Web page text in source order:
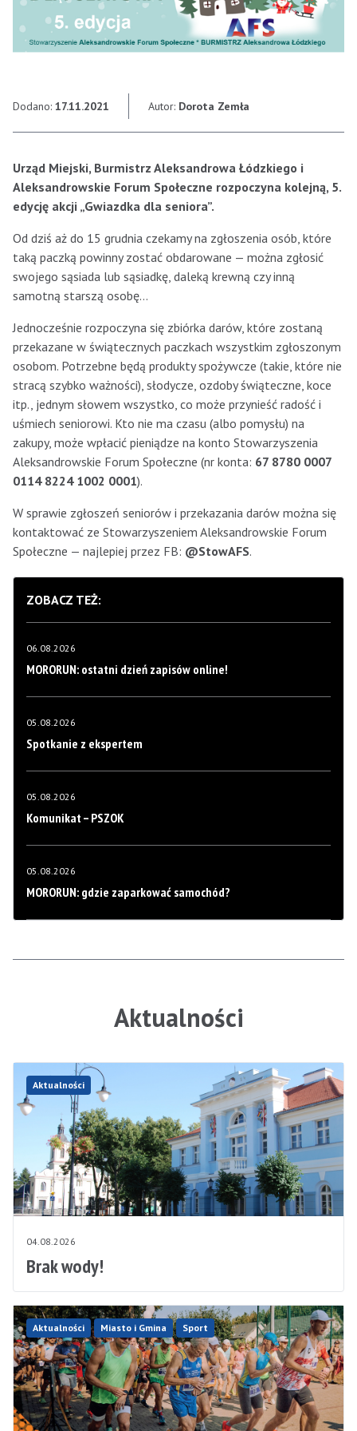
Dodano: 17.11.2021 Autor: Dorota Zemła
Urząd Miejski, Burmistrz Aleksandrowa Łódzkiego i
Aleksandrowskie Forum Społeczne rozpoczyna kolejną, 5.
edycję akcji „Gwiazdka dla seniora”.
Od dziś aż do 15 grudnia czekamy na zgłoszenia osób, które
taką paczką powinny zostać obdarowane — można zgłosić
swojego sąsiada lub sąsiadkę, daleką krewną czy inną
samotną starszą osobę…
Jednocześnie rozpoczyna się zbiórka darów, które zostaną
przekazane w świątecznych paczkach wszystkim zgłoszonym
osobom. Potrzebne będą produkty spożywcze (takie, które nie
stracą szybko ważności), słodycze, ozdoby świąteczne, koce
itp., jednym słowem wszystko, co może przynieść radość i
uśmiech seniorowi. Kto nie ma czasu (albo pomysłu) na
zakupy, może wpłacić pieniądze na konto Stowarzyszenia
Aleksandrowskie Forum Społeczne (nr konta: 67 8780 0007
0114 8224 1002 0001).
W sprawie zgłoszeń seniorów i przekazania darów można się
kontaktować ze Stowarzyszeniem Aleksandrowskie Forum
Społeczne — najlepiej przez FB: @StowAFS.
ZOBACZ TEŻ:
06.08.2026
MORORUN: ostatni dzień zapisów online!
05.08.2026
Spotkanie z ekspertem
05.08.2026
Komunikat – PSZOK
05.08.2026
MORORUN: gdzie zaparkować samochód?
Aktualności
Aktualności
04.08.2026
Brak wody!
Aktualności Miasto i Gmina Sport